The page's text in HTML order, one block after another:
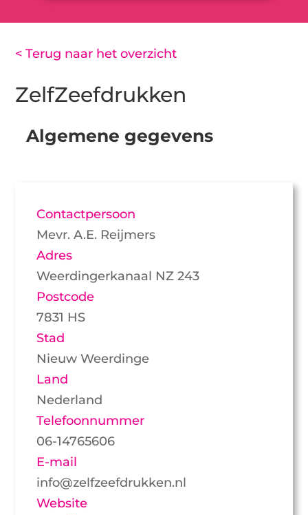
< Terug naar het overzicht
ZelfZeefdrukken
Algemene gegevens
Contactpersoon
Mevr. A.E. Reijmers
Adres
Weerdingerkanaal NZ 243
Postcode
7831 HS
Stad
Nieuw Weerdinge
Land
Nederland
Telefoonnummer
06-14765606
E-mail
info@zelfzeefdrukken.nl
Website